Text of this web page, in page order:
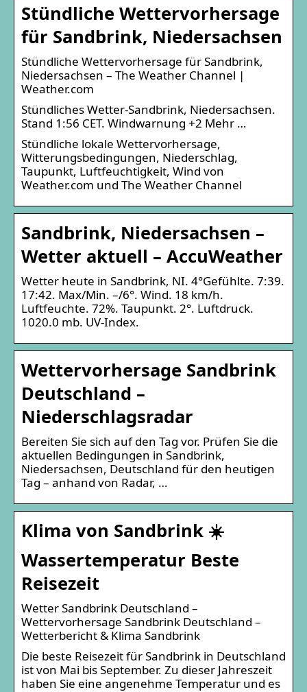
Stündliche Wettervorhersage
für Sandbrink, Niedersachsen
Stündliche Wettervorhersage für Sandbrink,
Niedersachsen – The Weather Channel |
Weather.com
Stündliches Wetter-Sandbrink, Niedersachsen.
Stand 1:56 CET. Windwarnung +2 Mehr …
Stündliche lokale Wettervorhersage,
Witterungsbedingungen, Niederschlag,
Taupunkt, Luftfeuchtigkeit, Wind von
Weather.com und The Weather Channel
Sandbrink, Niedersachsen –
Wetter aktuell – AccuWeather
Wetter heute in Sandbrink, NI. 4°Gefühlte. 7:39.
17:42. Max/Min. –/6°. Wind. 18 km/h.
Luftfeuchte. 72%. Taupunkt. 2°. Luftdruck.
1020.0 mb. UV-Index.
Wettervorhersage Sandbrink
Deutschland –
Niederschlagsradar
Bereiten Sie sich auf den Tag vor. Prüfen Sie die
aktuellen Bedingungen in Sandbrink,
Niedersachsen, Deutschland für den heutigen
Tag – anhand von Radar, …
Klima von Sandbrink ☀️
Wassertemperatur Beste
Reisezeit
Wetter Sandbrink Deutschland –
Wettervorhersage Sandbrink Deutschland –
Wetterbericht & Klima Sandbrink
Die beste Reisezeit für Sandbrink in Deutschland
ist von Mai bis September. Zu dieser Jahreszeit
haben Sie eine angenehme Temperatur und es